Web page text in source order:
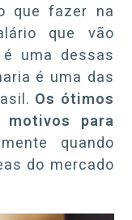
que fazer na
que vão
uma dessas
é uma das
Os ótimos
para
quando
do mercado